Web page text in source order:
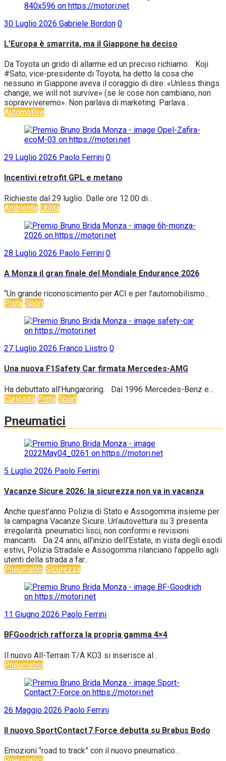
30 Luglio 2026 Gabriele Bordon 0
L’Europa è smarrita, ma il Giappone ha deciso
Da Toyota un grido di allarme ed un preciso richiamo. Koji
#Sato, vice-presidente di Toyota, ha detto la cosa che
nessuno in Giappone aveva il coraggio di dire: «Unless things
change, we will not survive» (se le cose non cambiano, non
sopravviveremo». Non parlava di marketing. Parlava...
Automotive
29 Luglio 2026 Paolo Ferrini 0
Incentivi retrofit GPL e metano
Richieste dal 29 luglio. Dalle ore 12.00 di...
Ambiente Utilità
28 Luglio 2026 Paolo Ferrini 0
A Monza il gran finale del Mondiale Endurance 2026
“Un grande riconoscimento per ACI e per l’automobilismo...
Pista Sport
27 Luglio 2026 Franco Liistro 0
Una nuova F1Safety Car firmata Mercedes-AMG
Ha debuttato all’Hungaroring. Dal 1996 Mercedes-Benz e...
Curiosità Pista Sport
Pneumatici
5 Luglio 2026 Paolo Ferrini
Vacanze Sicure 2026: la sicurezza non va in vacanza
Anche quest’anno Polizia di Stato e Assogomma insieme per
la campagna Vacanze Sicure. Un’autovettura su 3 presenta
irregolarità: pneumatici lisci, non conformi e revisioni
mancanti. Da 24 anni, all’inizio dell’Estate, in vista degli esodi
estivi, Polizia Stradale e Assogomma rilanciano l’appello agli
utenti della strada a far...
Pneumatici Sicurezza
11 Giugno 2026 Paolo Ferrini
BFGoodrich rafforza la propria gamma 4×4
Il nuovo All-Terrain T/A KO3 si inserisce al...
Pneumatici
26 Maggio 2026 Paolo Ferrini
Il nuovo SportContact 7 Force debutta su Brabus Bodo
Emozioni “road to track” con il nuovo pneumatico...